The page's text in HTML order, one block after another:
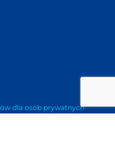
dla osób prywatnych